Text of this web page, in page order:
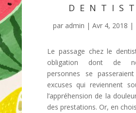
par admin | Avr 4, 2018 |
Le passage chez le
obligation dont de
personnes se
excuses qui reviennent
l’appréhension de la
des prestations. Or, en